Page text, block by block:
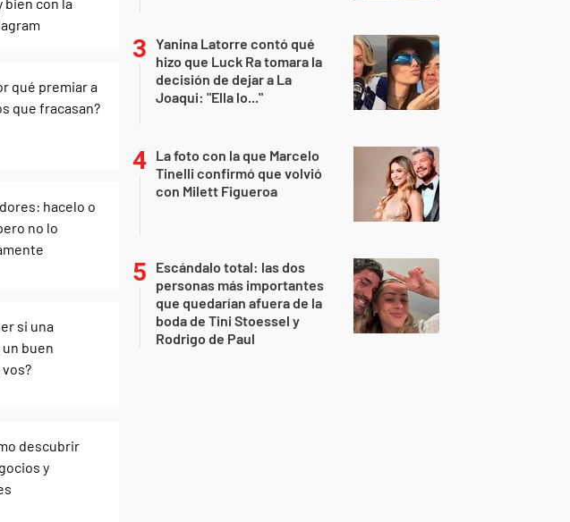
Yanina Latorre contó qué
hizo que Luck Ra tomara la
decisión de dejar a La
Joaqui: "Ella lo..."
La foto con la que Marcelo
Tinelli confirmó que volvió
con Milett Figueroa
Escándalo total: las dos
personas más importantes
que quedarían afuera de la
boda de Tini Stoessel y
Rodrigo de Paul